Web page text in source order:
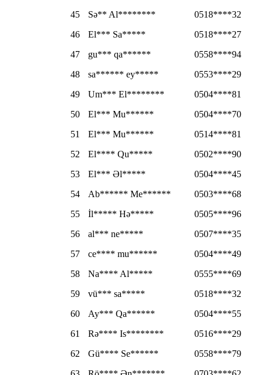
45
Sə** Al********
0518****32
46
El*** Sa*****
0518****27
47
gu*** qa******
0558****94
48
sa****** ey*****
0553****29
49
Um*** El********
0504****81
50
El*** Mu******
0504****70
51
El*** Mu******
0514****81
52
El**** Qu*****
0502****90
53
El*** Əl*****
0504****45
54
Ab****** Me******
0503****68
55
İl***** Hə*****
0505****96
56
al*** ne*****
0507****35
57
ce**** mu******
0504****49
58
Na**** Al*****
0555****69
59
vü*** sa*****
0518****32
60
Ay*** Qa******
0504****55
61
Rə**** Is********
0516****29
62
Gü**** Se******
0558****79